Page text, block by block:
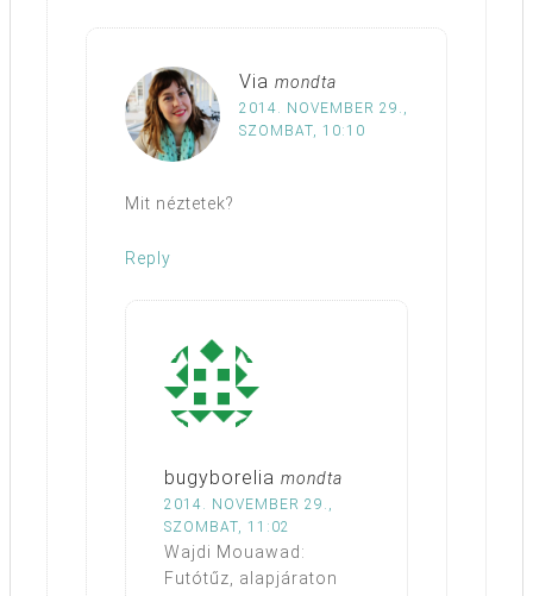
Via mondta
2014. NOVEMBER 29.,
SZOMBAT, 10:10
Mit néztetek?
Reply
bugyborelia mondta
2014. NOVEMBER 29.,
SZOMBAT, 11:02
Wajdi Mouawad:
Futótűz, alapjáraton